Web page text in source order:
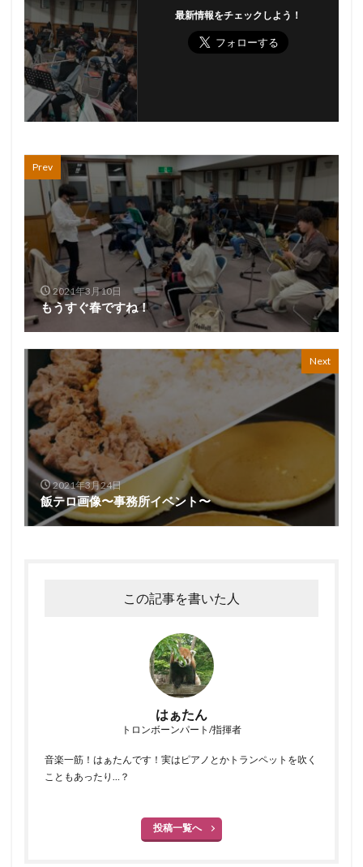
最新情報をチェックしよう！
Prev
2021年3月10日
もうすぐ春ですね！
Next
2021年3月24日
飯テロ画像〜事務所イベント〜
この記事を書いた人
はぁたん
トロンボーンパート/指揮者
音楽一筋！はぁたんです！実はピアノとかトランペットを吹く
こともあったり…？
投稿一覧へ